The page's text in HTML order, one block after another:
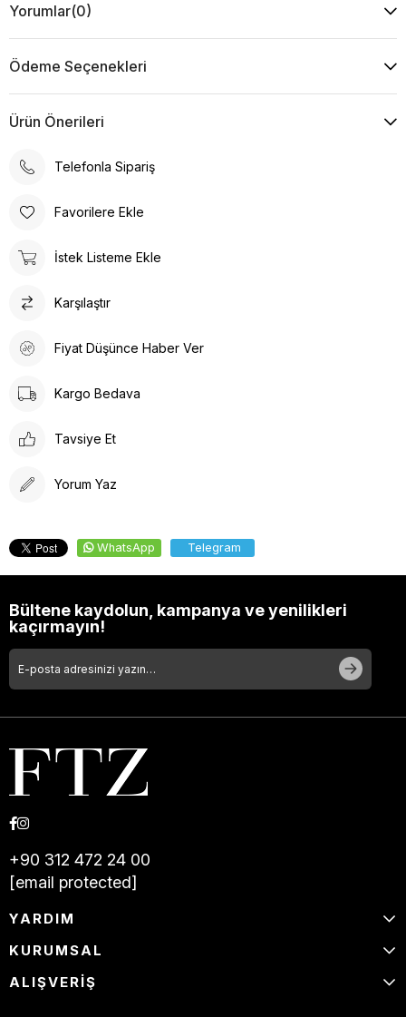
Kurutma Makinesinde Kurutulamaz
Düşük Isıda Ütüleme Yapınız
Çamaşır Suyu Kullanmayınız
Yorumlar(0)
Ödeme Seçenekleri
Ürün Önerileri
Telefonla Sipariş
Favorilere Ekle
İstek Listeme Ekle
Karşılaştır
Fiyat Düşünce Haber Ver
Kargo Bedava
Tavsiye Et
Yorum Yaz
WhatsApp Telegram
Bültene kaydolun, kampanya ve yenilikleri
kaçırmayın!
+90 312 472 24 00
[email protected]
YARDIM
KURUMSAL
ALIŞVERİŞ